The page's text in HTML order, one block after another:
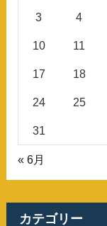
3 4
10 11
17 18
24 25
31
« 6月
カテゴリー